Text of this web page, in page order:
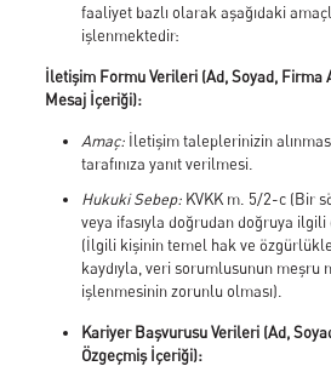
faaliyet bazlı olarak aşağıdaki
işlenmektedir:
İletişim Formu Verileri (Ad, Soyad, Firma
Mesaj İçeriği):
Amaç:İletişim taleplerinizin
tarafınıza yanıt verilmesi.
Hukuki Sebep:KVKK m. 5/2-c (Bir
veya ifasıyla doğrudan doğruya
(İlgili kişinin temel hak ve
kaydıyla, veri sorumlusunun meşru
işlenmesinin zorunlu olması).
Kariyer Başvurusu Verileri (Ad,
Özgeçmiş İçeriği):